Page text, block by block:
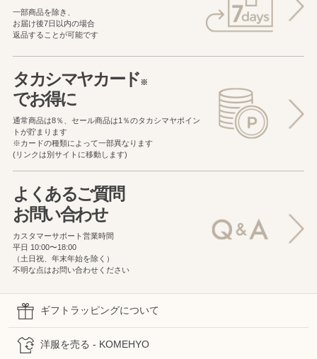
一部商品を除き、
お届け後7日以内の場合
返品することが可能です
タカシマヤカード※
でお得に
通常商品は8％、セール商品は1％のタカシマヤポイン
トが貯まります
※カードの種類によって一部異なります
(リンクは別サイトに移動します)
よくあるご質問
お問い合わせ
カスタマーサポート営業時間
平日 10:00〜18:00
（土日祝、年末年始を除く）
不明な点はお問い合わせください
ギフトラッピングについて
洋服を売る - KOMEHYO